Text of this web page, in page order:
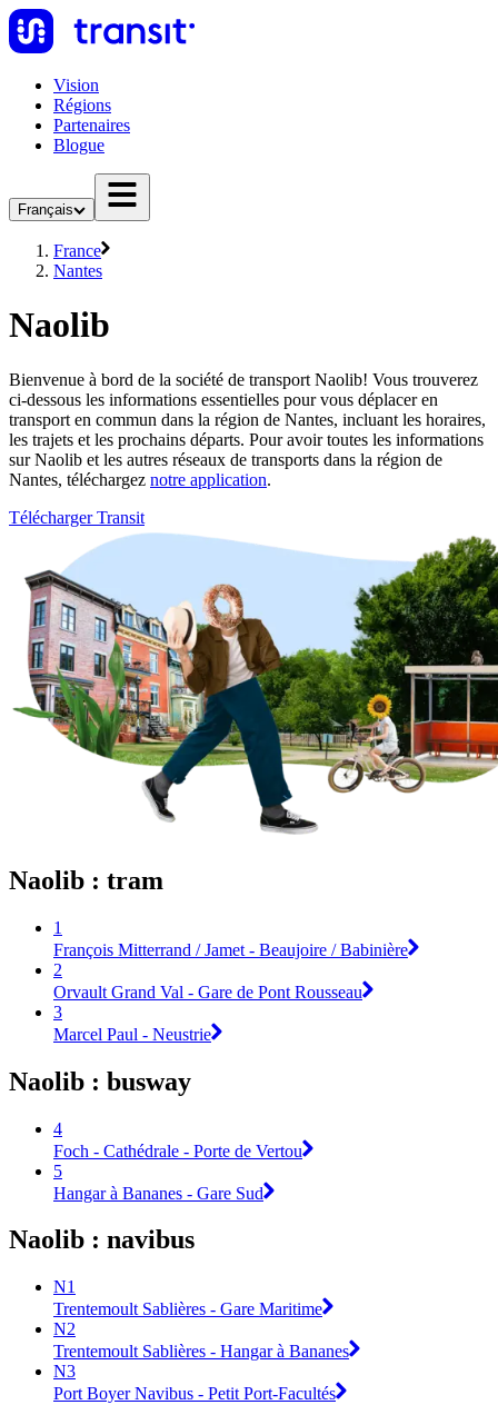
Vision
Régions
Partenaires
Blogue
Français
France
Nantes
Naolib
Bienvenue à bord de la société de transport Naolib! Vous trouverez
ci-dessous les informations essentielles pour vous déplacer en
transport en commun dans la région de Nantes, incluant les horaires,
les trajets et les prochains départs. Pour avoir toutes les informations
sur Naolib et les autres réseaux de transports dans la région de
Nantes, téléchargez notre application.
Télécharger Transit
Naolib : tram
1
François Mitterrand / Jamet - Beaujoire / Babinière
2
Orvault Grand Val - Gare de Pont Rousseau
3
Marcel Paul - Neustrie
Naolib : busway
4
Foch - Cathédrale - Porte de Vertou
5
Hangar à Bananes - Gare Sud
Naolib : navibus
N1
Trentemoult Sablières - Gare Maritime
N2
Trentemoult Sablières - Hangar à Bananes
N3
Port Boyer Navibus - Petit Port-Facultés